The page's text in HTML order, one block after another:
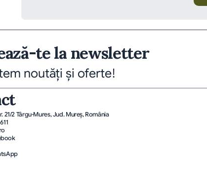
te la newsletter
noutăți și oferte!
21/2 Târgu-Mures, Jud. Mureş, România